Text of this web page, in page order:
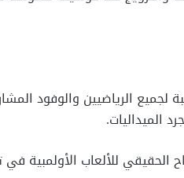
لجميع الرياضيين والوفود
الحقيقي للألعاب الأولمبية